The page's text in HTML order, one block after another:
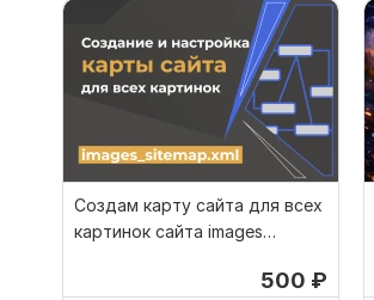
Создам карту сайта для всех
картинок сайта images
500 ₽